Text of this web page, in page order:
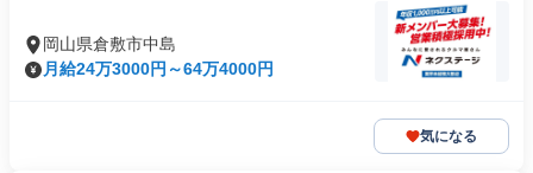
岡山県倉敷市中島
月給24万3000円～64万4000円
気になる